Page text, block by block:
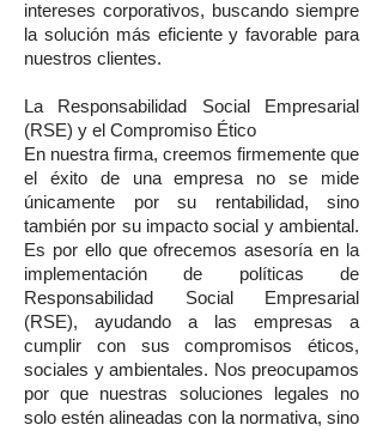
intereses corporativos, buscando siempre
la solución más eficiente y favorable para
nuestros clientes.
La Responsabilidad Social Empresarial
(RSE) y el Compromiso Ético
En nuestra firma, creemos firmemente que
el éxito de una empresa no se mide
únicamente por su rentabilidad, sino
también por su impacto social y ambiental.
Es por ello que ofrecemos asesoría en la
implementación de políticas de
Responsabilidad Social Empresarial
(RSE), ayudando a las empresas a
cumplir con sus compromisos éticos,
sociales y ambientales. Nos preocupamos
por que nuestras soluciones legales no
solo estén alineadas con la normativa, sino